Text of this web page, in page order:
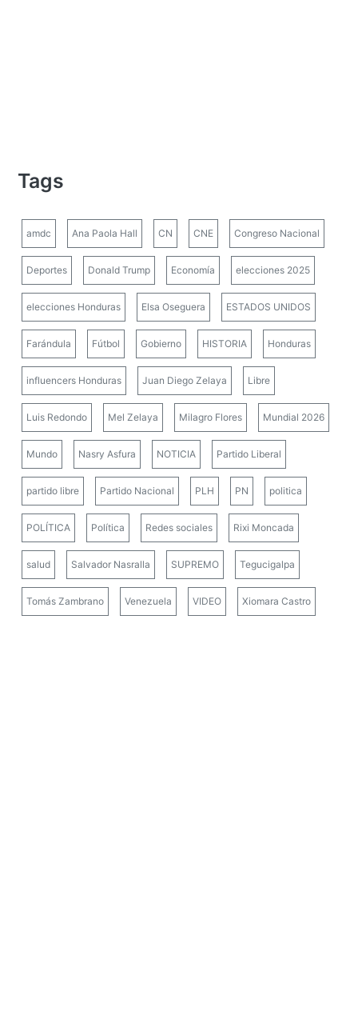
Tags
amdc Ana Paola Hall CN CNE Congreso Nacional
Deportes Donald Trump Economía elecciones 2025
elecciones Honduras Elsa Oseguera ESTADOS UNIDOS
Farándula Fútbol Gobierno HISTORIA Honduras
influencers Honduras Juan Diego Zelaya Libre
Luis Redondo Mel Zelaya Milagro Flores Mundial 2026
Mundo Nasry Asfura NOTICIA Partido Liberal
partido libre Partido Nacional PLH PN politica
POLÍTICA Política Redes sociales Rixi Moncada
salud Salvador Nasralla SUPREMO Tegucigalpa
Tomás Zambrano Venezuela VIDEO Xiomara Castro